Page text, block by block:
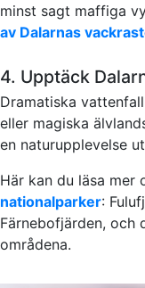
minst sagt maffiga
av Dalarnas
4. Upptäck
Dramatiska
eller magiska
en naturupplevelse
Här kan du läsa mer
nationalparker:
Färnebofjärden, och
områdena.